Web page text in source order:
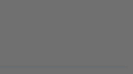
Elektroinstallationen